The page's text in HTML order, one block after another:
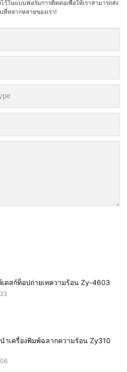
ว้ในแบบฟอร์มการติดต่อเพื่อให้เราสามารถส่ง
ที่หลากหลายของเรา!
เดสก์ท็อปถ่ายเทความร้อน Zy-4603
23
ำเครื่องพิมพ์ฉลากความร้อน Zy310
06